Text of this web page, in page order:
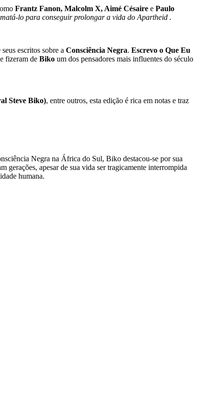
Frantz Fanon, Malcolm X, Aimé Césaire e Paulo
matá-lo para conseguir prolongar a vida do Apartheid .
escritos sobre a Consciência Negra. Escrevo o Que Eu
fizeram de Biko um dos pensadores mais influentes do século
Steve Biko), entre outros, esta edição é rica em notas e traz
Negra na África do Sul, Biko destacou-se por sua
gerações, apesar de sua vida ser tragicamente interrompida
humana.